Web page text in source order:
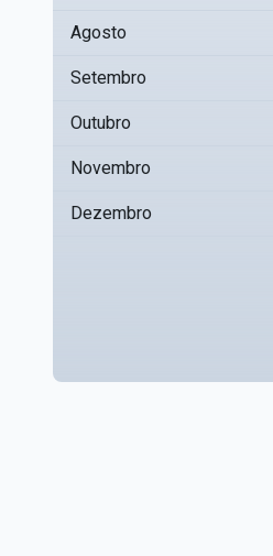
Agosto
Setembro
Outubro
Novembro
Dezembro